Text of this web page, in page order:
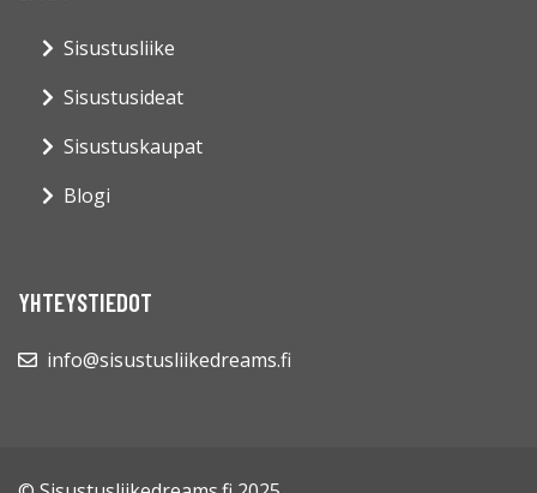
Sisustusliike
Sisustusideat
Sisustuskaupat
Blogi
YHTEYSTIEDOT
info@sisustusliikedreams.fi